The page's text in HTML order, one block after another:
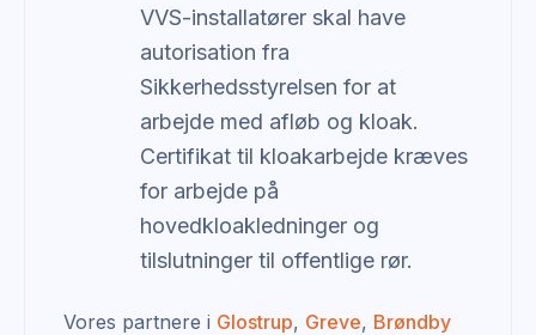
VVS-installatører skal have
autorisation fra
Sikkerhedsstyrelsen for at
arbejde med afløb og kloak.
Certifikat til kloakarbejde kræves
for arbejde på
hovedkloakledninger og
tilslutninger til offentlige rør.
Vores partnere i Glostrup, Greve, Brøndby